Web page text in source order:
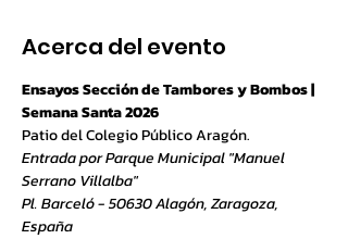
Acerca del evento
Ensayos Sección de Tambores y Bombos |
Semana Santa 2026
Patio del Colegio Público Aragón.
Entrada por Parque Municipal "Manuel
Serrano Villalba"
Pl. Barceló - 50630 Alagón, Zaragoza,
España